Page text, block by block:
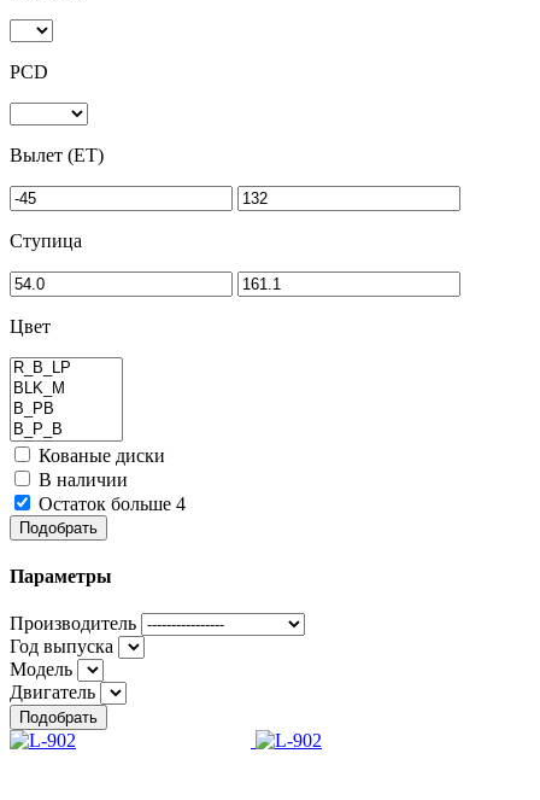
PCD
Вылет (ET)
Ступица
Цвет
Кованые диски
В наличии
Остаток больше 4
Подобрать
Параметры
Производитель
Год выпуска
Модель
Двигатель
Подобрать